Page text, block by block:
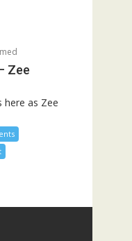
Zee
here as Zee